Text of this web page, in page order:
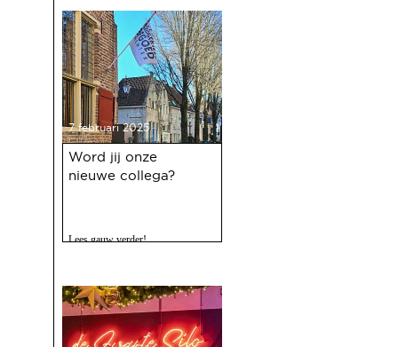
7 februari 2025
Word jij onze
nieuwe collega?
Lees gauw verder!